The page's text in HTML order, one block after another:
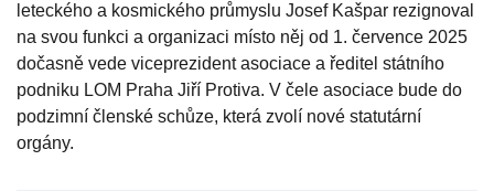
leteckého a kosmického průmyslu Josef Kašpar rezignoval
na svou funkci a organizaci místo něj od 1. července 2025
dočasně vede viceprezident asociace a ředitel státního
podniku LOM Praha Jiří Protiva. V čele asociace bude do
podzimní členské schůze, která zvolí nové statutární
orgány.